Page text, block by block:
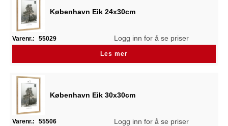
København Eik 24x30cm
Varenr.: 55029 Logg inn for å se priser
Les mer
København Eik 30x30cm
Varenr.: 55506 Logg inn for å se priser